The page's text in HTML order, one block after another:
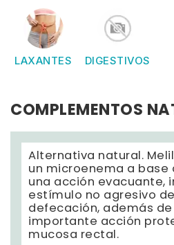
LAXANTES DIGESTIVOS
COMPLEMENTOS
Alternativa natural.
un microenema a base
una acción evacuante,
estímulo no agresivo
defecación, además
importante acción
mucosa rectal.